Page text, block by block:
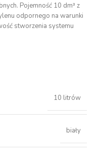
Pojemność 10 dm³ z
odpornego na warunki
stworzenia systemu
10 litrów
biały